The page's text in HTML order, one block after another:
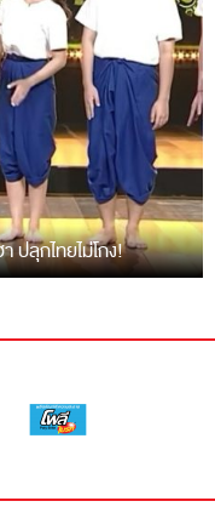
ปลุกไทยไม่โกง!